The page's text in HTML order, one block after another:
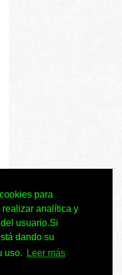
para
analítica y
usuario.Si
dando su
uso.
Leer más